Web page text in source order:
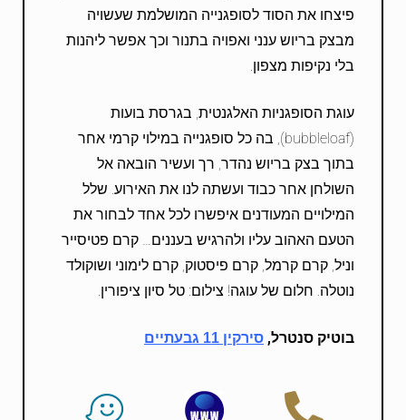
פיצחו את הסוד לסופגנייה המושלמת שעשויה
מבצק בריוש ענני ואפויה בתנור וכך אפשר ליהנות
בלי נקיפות מצפון.
עוגת הסופגניות האלגנטית, בגרסת בועות
(bubbleloaf), בה כל סופגנייה במילוי קרמי אחר
בתוך בצק בריוש נהדר, רך ועשיר הובאה אל
השולחן אחר כבוד ועשתה לנו את האירוע. שלל
המילויים המעודנים איפשרו לכל אחד לבחור את
הטעם האהוב עליו ולהרגיש בעננים… קרם פטיסייר
וניל, קרם קרמל, קרם פיסטוק, קרם לימוני ושוקולד
נוטלה. חלום של עוגה! צילום: טל סיון ציפורין.
בוטיק סנטרל, סירקין 11 גבעתיים